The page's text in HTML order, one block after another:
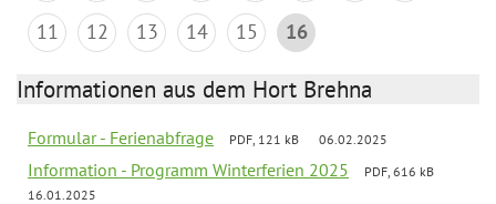
11
12 13 14 15 16
Informationen aus dem Hort Brehna
Formular - Ferienabfrage PDF, 121 kB 06.02.2025
Information - Programm Winterferien 2025
PDF, 616 kB
16.01.2025